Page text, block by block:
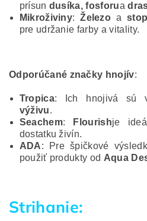
prísun dusíka, fosforua
Mikroživiny:Železo a
pre udržanie farby a vitality.
Odporúčané značky hnojív:
Tropica: Ich hnojivá sú
výživu.
Seachem: Flourishje
dostatku živín.
ADA: Pre špičkové
použiť produkty od Aqua
Strihanie: